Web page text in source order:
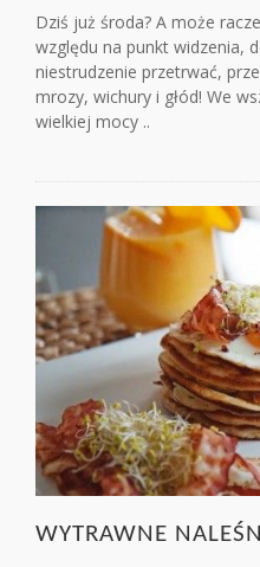
Dziś już środa? A może
względu na punkt widzenia,
niestrudzenie przetrwać,
mrozy, wichury i głód! We
wielkiej mocy ..
WYTRAWNE